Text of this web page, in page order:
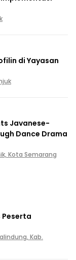
di Yayasan
Javanese-
Dance Drama
Kota Semarang
Peserta
Kab.